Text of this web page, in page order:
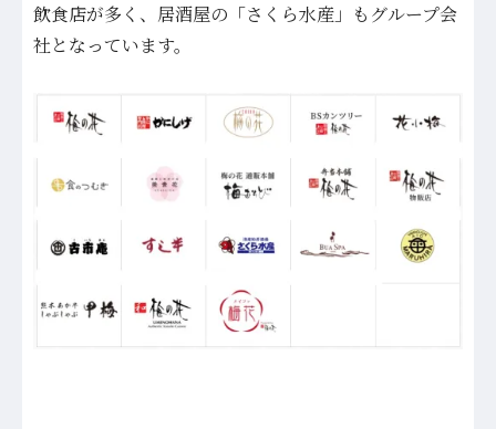
飲食店が多く、居酒屋の「さくら水産」もグループ会
社となっています。